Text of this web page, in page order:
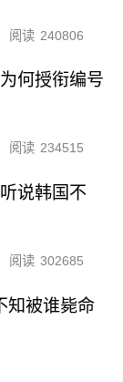
阅读 240806
何授衔编号
阅读 234515
说韩国不
阅读 302685
知被谁毙命